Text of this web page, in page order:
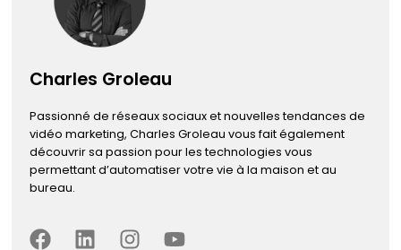
Charles Groleau
Passionné de réseaux sociaux et nouvelles tendances de
vidéo marketing, Charles Groleau vous fait également
découvrir sa passion pour les technologies vous
permettant d’automatiser votre vie à la maison et au
bureau.